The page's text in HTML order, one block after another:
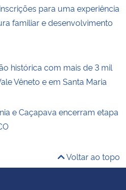
para uma experiência
familiar e desenvolvimento
histórica com mais de 3 mil
Vêneto e em Santa Maria
e Caçapava encerram etapa
Voltar ao topo